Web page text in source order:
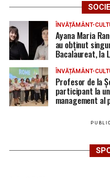
ÎNVĂȚĂMÂNT-
Ayana Maria
au obținut
Bacalaureat, la
ÎNVĂȚĂMÂNT-
Profesor de la
participant la
management al